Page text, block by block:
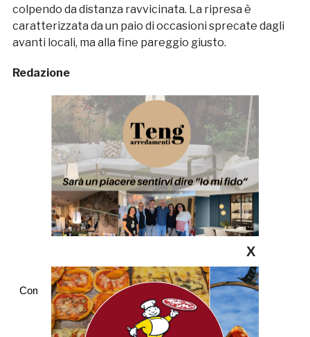
colpendo da distanza ravvicinata. La ripresa è
caratterizzata da un paio di occasioni sprecate dagli
avanti locali, ma alla fine pareggio giusto.
Redazione
Commenti
X